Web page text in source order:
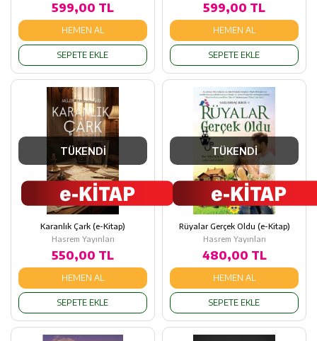
599,00 TL
HEMEN AL
SEPETE EKLE
599,00 TL
HEMEN AL
SEPETE EKLE
TÜKENDİ
Karanlık Çark (e-Kitap)
Hasrem Yayınları
550,00 TL
HEMEN AL
SEPETE EKLE
TÜKENDİ
Rüyalar Gerçek Oldu (e-Kitap)
Hasrem Yayınları
480,00 TL
HEMEN AL
SEPETE EKLE